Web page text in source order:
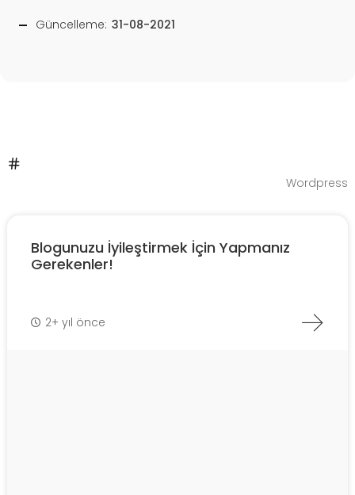
Güncelleme: 31-08-2021
Wordpress
Blogunuzu İyileştirmek İçin Yapmanız
Gerekenler!
2+ yıl önce